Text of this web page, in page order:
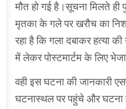
मौत हो गई है।सूचना मिलते ही
मृतका के गले पर खरौच का
रहा है कि गला दबाकर हत्या
में लेकर पोस्टमार्टम के लिए
वही इस घटना की जानकारी
घटनास्थल पर पहुंचे और